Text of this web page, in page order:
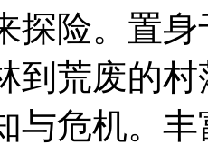
探险。置
到荒废的
与危机。